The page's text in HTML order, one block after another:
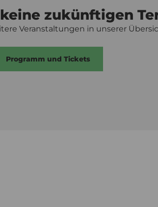
zukünftigen
Veranstaltungen in unserer
Programm und Tickets